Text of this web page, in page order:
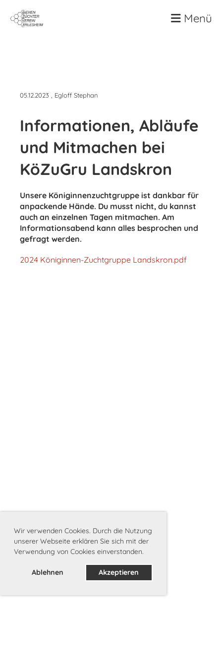
Wir verwenden Cookies. Durch die Nutzung
unserer Webseite erklären Sie sich mit der
Verwendung von Cookies einverstanden.
Ablehnen Akzeptieren
Menü
05.12.2023 , Egloff Stephan
Informationen, Abläufe
und Mitmachen bei
KöZuGru Landskron
Unsere Königinnenzuchtgruppe ist dankbar für
anpackende Hände. Du musst nicht, du kannst
auch an einzelnen Tagen mitmachen. Am
Informationsabend kann alles besprochen und
gefragt werden.
2024 Königinnen-Zuchtgruppe Landskron.pdf